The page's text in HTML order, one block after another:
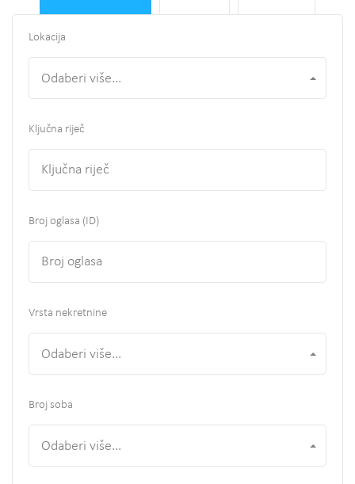
Lokacija
Odaberi više...
Ključna riječ
Broj oglasa (ID)
Vrsta nekretnine
Odaberi više...
Broj soba
Odaberi više...